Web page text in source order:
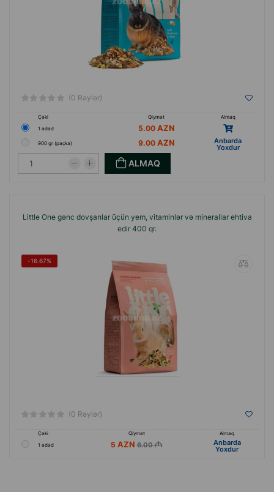
(0 Rəylər)
Çəki Qiymət
Almaq
1 ədəd
5.00
900 gr (paçka) 9.00 Anbarda
Yoxdur
ALMAQ
Little One gənc dovşanlar üçün yem, vitaminlər və minerallar ehtiva
edir 400 qr.
-16.67%
(0 Rəylər)
Çəki Qiymət
Almaq
1 ədəd
5 6.00 Anbarda
Yoxdur